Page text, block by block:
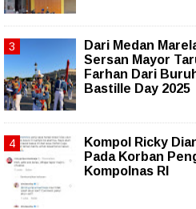
‎Dari Medan
Sersan Mayor
Farhan Dari
Bastille Day 2025
Kompol Ricky
Pada Korban
Kompolnas RI